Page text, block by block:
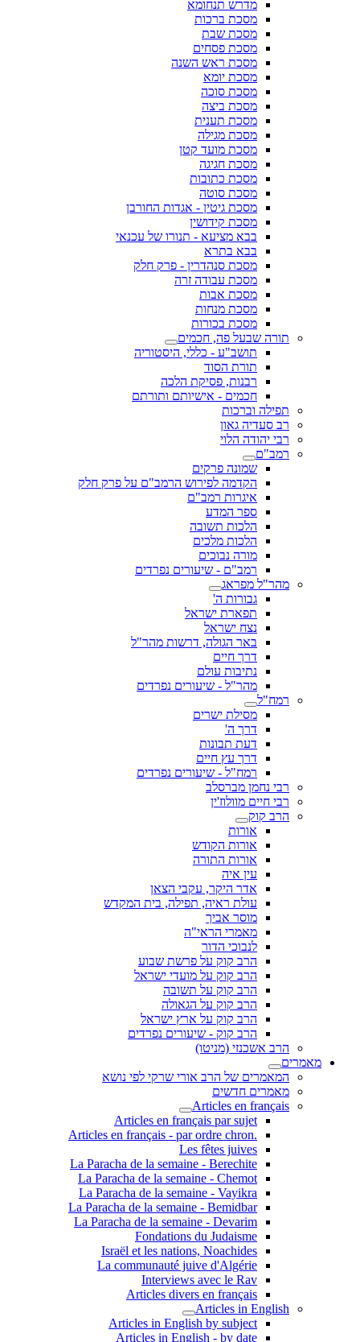
מדרש תנחומא
מסכת ברכות
מסכת שבת
מסכת פסחים
מסכת ראש השנה
מסכת יומא
מסכת סוכה
מסכת ביצה
מסכת תענית
מסכת מגילה
מסכת מועד קטן
מסכת חגיגה
מסכת כתובות
מסכת סוטה
מסכת גיטין - אגדות החורבן
מסכת קידושין
בבא מציעא - תנורו של עכנאי
בבא בתרא
מסכת סנהדרין - פרק חלק
מסכת עבודה זרה
מסכת אבות
מסכת מנחות
מסכת בכורות
תורה שבעל פה, חכמים
תושב"ע - כללי, היסטוריה
תורת הסוד
רבנות, פסיקת הלכה
חכמים - אישיותם ותורתם
תפילה וברכות
רב סעדיה גאון
רבי יהודה הלוי
רמב"ם
שמונה פרקים
הקדמה לפירוש הרמב"ם על פרק חלק
איגרות רמב"ם
ספר המדע
הלכות תשובה
הלכות מלכים
מורה נבוכים
רמב"ם - שיעורים נפרדים
מהר"ל מפראג
גבורות ה'
תפארת ישראל
נצח ישראל
באר הגולה, דרשות מהר"ל
דרך חיים
נתיבות עולם
מהר"ל - שיעורים נפרדים
רמח"ל
מסילת ישרים
דרך ה'
דעת תבונות
דרך עץ חיים
רמח"ל - שיעורים נפרדים
רבי נחמן מברסלב
רבי חיים מוולוז'ין
הרב קוק
אורות
אורות הקודש
אורות התורה
עין איה
אדר היקר, עקבי הצאן
עולת ראיה, תפילה, בית המקדש
מוסר אביך
מאמרי הראי"ה
לנבוכי הדור
הרב קוק על פרשת שבוע
הרב קוק על מועדי ישראל
הרב קוק על תשובה
הרב קוק על הגאולה
הרב קוק על ארץ ישראל
הרב קוק - שיעורים נפרדים
הרב אשכנזי (מניטו)
מאמרים
המאמרים של הרב אורי שרקי לפי נושא
מאמרים חדשים
Articles en français
Articles en français par sujet
.Articles en français - par ordre chron
Les fêtes juives
La Paracha de la semaine - Berechite
La Paracha de la semaine - Chemot
La Paracha de la semaine - Vayikra
La Paracha de la semaine - Bemidbar
La Paracha de la semaine - Devarim
Fondations du Judaisme
Israël et les nations, Noachides
La communauté juive d'Algérie
Interviews avec le Rav
Articles divers en français
Articles in English
Articles in English by subject
Articles in English - by date